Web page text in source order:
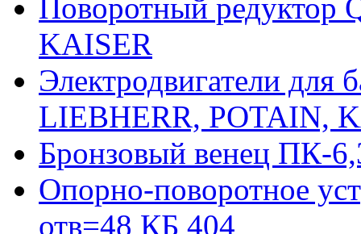
Поворотный редуктор
KAISER
Электродвигатели для
LIEBHERR, POTAIN,
Бронзовый венец ПК-
Опорно-поворотное
отв=48 КБ 404